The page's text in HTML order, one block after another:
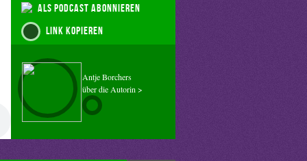
als Podcast abonnieren
Link kopieren
Antje Borchers
über die Autorin >